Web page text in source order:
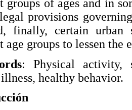
groups of ages and in
provisions
finally, certain urban
age groups to lessen the
: Physical activity,
healthy behavior.